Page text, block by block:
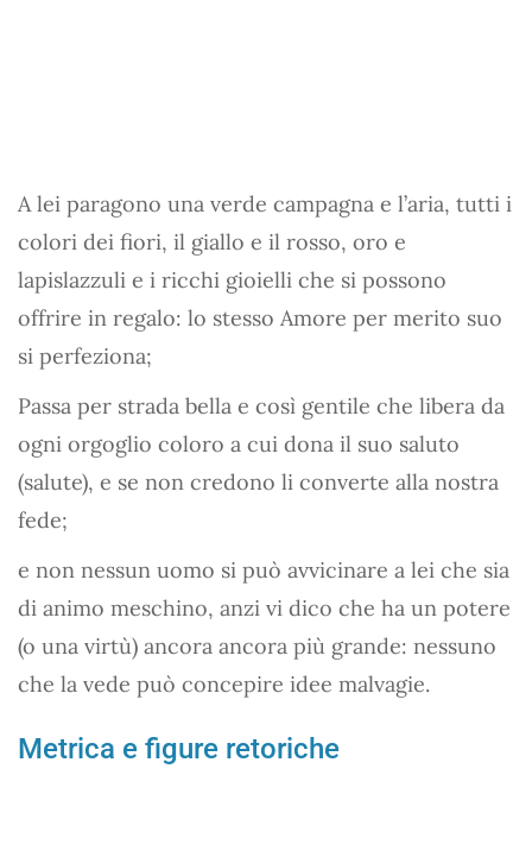
A lei paragono una verde campagna e l’aria, tutti i
colori dei fiori, il giallo e il rosso, oro e
lapislazzuli e i ricchi gioielli che si possono
offrire in regalo: lo stesso Amore per merito suo
si perfeziona;
Passa per strada bella e così gentile che libera da
ogni orgoglio coloro a cui dona il suo saluto
(salute), e se non credono li converte alla nostra
fede;
e non nessun uomo si può avvicinare a lei che sia
di animo meschino, anzi vi dico che ha un potere
(o una virtù) ancora ancora più grande: nessuno
che la vede può concepire idee malvagie.
Metrica e figure retoriche